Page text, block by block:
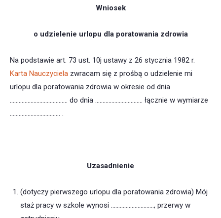
Wniosek
o udzielenie urlopu dla poratowania zdrowia
Na podstawie art. 73 ust. 10j ustawy z 26 stycznia 1982 r.
Karta Nauczyciela zwracam się z prośbą o udzielenie mi
urlopu dla poratowania zdrowia w okresie od dnia
………………………………… do dnia ……………………..…… łącznie w wymiarze
…….……………………… .
Uzasadnienie
(dotyczy pierwszego urlopu dla poratowania zdrowia) Mój
staż pracy w szkole wynosi ……………………….., przerwy w